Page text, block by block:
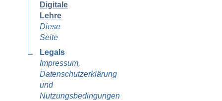
Digitale
Lehre
Diese
Seite
Legals
Impressum,
Datenschutzerklärung
und
Nutzungsbedingungen